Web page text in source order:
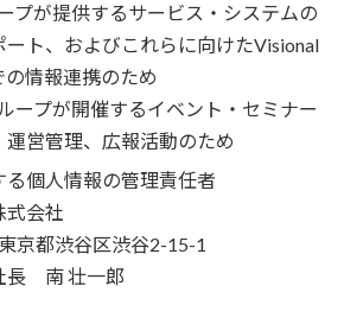
プが提供するサービス・システムの
ート、およびこれらに向けたVisional
の情報連携のため
ープが開催するイベント・セミナー
運営管理、広報活動のため
る個人情報の管理責任者
式会社
京都渋谷区渋谷2-15-1
長 南 壮一郎